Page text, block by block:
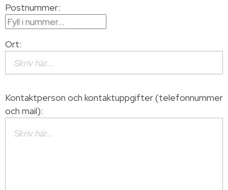
Postnummer:
Ort:
Kontaktperson och kontaktuppgifter (telefonnummer
och mail):